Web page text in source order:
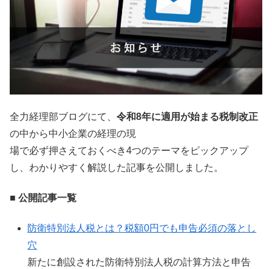
全力経理部ブログにて、 令和8年に適用が始まる税制改正
の中から中小企業の経理の現
場で必ず押さえておくべき4つのテーマをピックアップ
し、わかりやすく解説した記事を公開しました。
■ 公開記事一覧
防衛特別法人税とは？税額0円でも申告必須の落とし
穴
新たに創設された防衛特別法人税の計算方法と申告